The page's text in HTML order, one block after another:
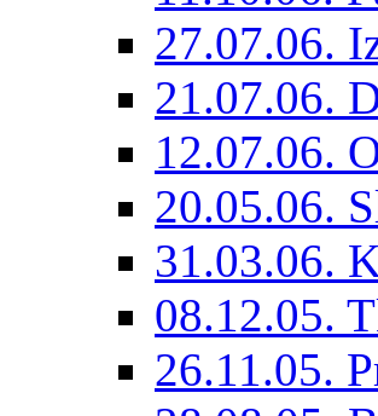
27.07.06.
21.07.06.
12.07.06.
20.05.06.
31.03.06.
08.12.05.
26.11.05.